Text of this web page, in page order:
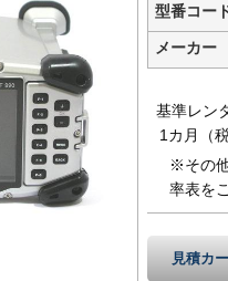
型番コー
メーカー
基準レン
1カ月（税
※その
率表を
見積カ